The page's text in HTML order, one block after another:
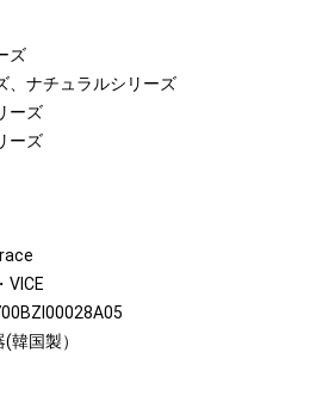
ズ
、ナチュラルシリーズ
ーズ
ーズ
VICE
韓国製）